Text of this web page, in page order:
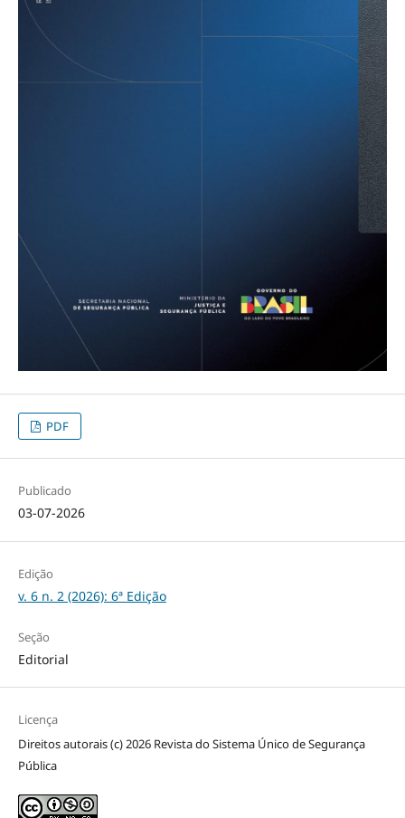
PDF
Publicado
03-07-2026
Edição
v. 6 n. 2 (2026): 6ª Edição
Seção
Editorial
Licença
Direitos autorais (c) 2026 Revista do Sistema Único de Segurança
Pública